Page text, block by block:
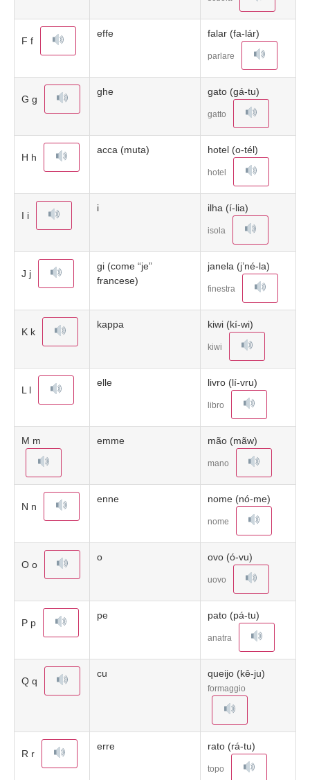
F f
effe falar (fa-lár)
parlare
G g
ghe gato (gá-tu)
gatto
H h
acca (muta) hotel (o-tél)
hotel
I i
i ilha (í-lia)
isola
J j
gi (come “je”
francese)
janela (j’né-la)
finestra
K k
kappa kiwi (kí-wi)
kiwi
L l
elle livro (lí-vru)
libro
M m emme mão (mãw)
mano
N n
enne nome (nó-me)
nome
O o
o ovo (ó-vu)
uovo
P p
pe pato (pá-tu)
anatra
Q q
cu queijo (kê-ju)
formaggio
R r
erre rato (rá-tu)
topo